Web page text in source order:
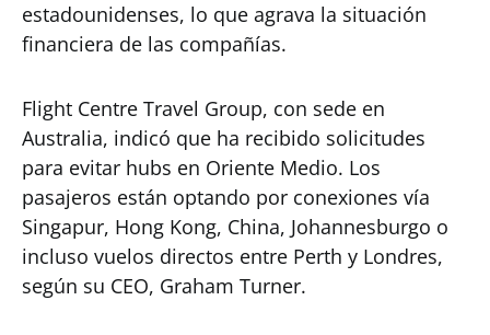
estadounidenses, lo que agrava la situación
financiera de las compañías.
Flight Centre Travel Group, con sede en
Australia, indicó que ha recibido solicitudes
para evitar hubs en Oriente Medio. Los
pasajeros están optando por conexiones vía
Singapur, Hong Kong, China, Johannesburgo o
incluso vuelos directos entre Perth y Londres,
según su CEO, Graham Turner.